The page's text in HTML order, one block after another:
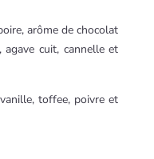
arôme de chocolat
cuit, cannelle et
toffee, poivre et